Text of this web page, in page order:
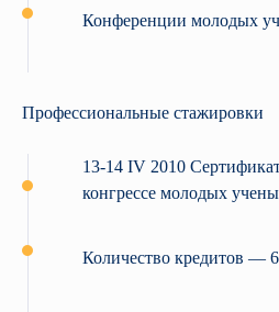
Конференции молодых
Профессиональные стажировки
13-14 IV 2010
конгрессе молодых
Количество кредитов — 6